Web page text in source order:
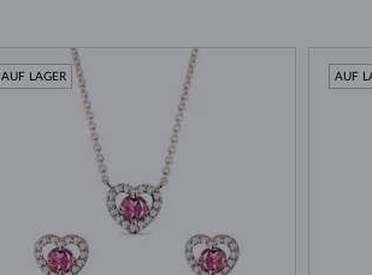
AUF LAGER AUF